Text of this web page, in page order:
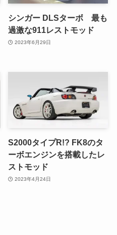
シンガー DLSターボ 最も
過激な911レストモッド
2023年6月29日
S2000タイプR!? FK8のタ
ーボエンジンを搭載したレ
ストモッド
2023年4月24日